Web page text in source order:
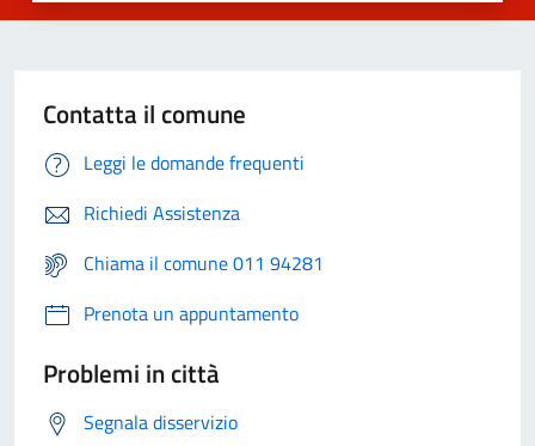
Contatta il comune
Leggi le domande frequenti
Richiedi Assistenza
Chiama il comune 011 94281
Prenota un appuntamento
Problemi in città
Segnala disservizio